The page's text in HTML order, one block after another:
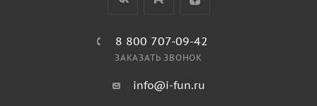
8 800 707-09-42
ЗАКАЗАТЬ ЗВОНОК
info@i-fun.ru